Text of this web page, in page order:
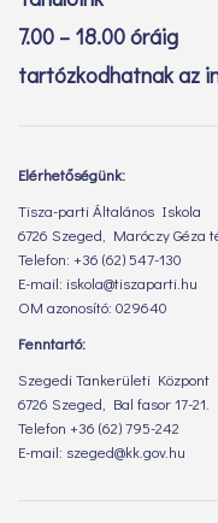
7.00 – 18.00 óráig
tartózkodhatnak az
Elérhetőségünk:
Tisza-parti Általános Iskola
6726 Szeged, Maróczy Géza
Telefon: +36 (62) 547-130
E-mail: iskola@tiszaparti.hu
OM azonosító: 029640
Fenntartó:
Szegedi Tankerületi Központ
6726 Szeged, Bal fasor 17-21.
Telefon +36 (62) 795-242
E-mail: szeged@kk.gov.hu